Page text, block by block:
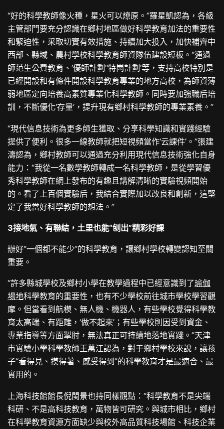
“好的科學教師像火種，星火可以燎原。”羅星凱認為，各級
主管部門要充分認識在鄉村地區做好科學教育加法的重要性
和緊迫性，采取切實有效措施、持續加大投入，加快補齊中
西部、縣域、農村學校科學教育師資隊伍建設短板。“通過
師范生公費教育、‘優師計劃’‘特崗計劃’等，支持高校特別是
已經開設和有條件開設科學教育專業的地方高校，為師資薄
弱地區定向培養高素質專業化科學教師。同時要加強職后培
訓，不斷優化‘存量’，提升現有鄉村科學教師的專業素養。”
“現代信息技術為更多師生獲取、分享科學知識和實踐經驗
提供了便利。很多一線教師就把短視頻當作‘云課件’。”張建
濤認為，鄉村教師可以通過充分利用現代信息技術強化自身
能力：“我從一名數學教師轉成一名科學教師，是從學習優
秀科學教師在網上發布的有趣且講解清晰的實驗視頻開始
的。看了上百個實驗后，我結合實際加以改良和創新，這堅
定了我當好科學教師的想法。”
3接地氣、有聯結，土里也能“刨出”精彩好課
辦好“一個都不能少”的科學教育，讓鄉村學校轉變認知至關
重要。
“許多縣城學校及鄉村小學在教學過程中已經意識到了瑜伽
場地科學教育的重要性，也有不少學校前往城市學校學習觀
摩。但當看到航模、無人機、機器人，有些學校覺得科學教
育太高端、有距離，‘做不起來’；有些學校則因受到資金、
專業指導等方面掣肘，無法真正可持續地落地實踐。”天津
市實驗小學科學教師王萬江認為，對于鄉村學校來說，讓孩
子“看得見、摸得著、感受得到”的科學教育才是最適合、最
實用的。
上海科技館館長倪閩景也持同樣觀點：“科學教育不是尖端
科研、不是高科技教育，萬物皆可研究。與城市相比，鄉村
在科學教育資源方面缺少與校外高品質科技場館、科技企業